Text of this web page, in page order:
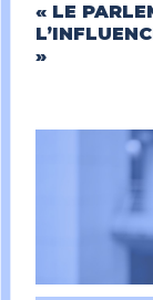
« LE
»